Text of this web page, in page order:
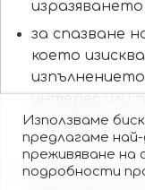
за спазване
което
интерес или
официални
по причини
Използваме
предлагаме
преживяване на
подробности